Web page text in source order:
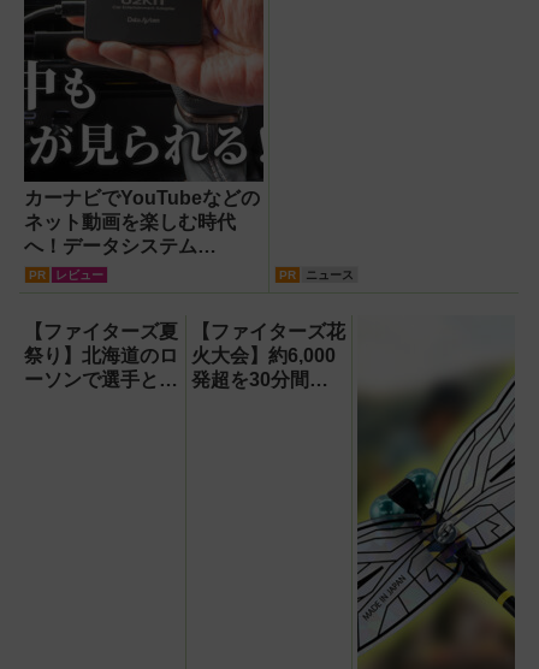
カーナビでYouTubeなどの
ネット動画を楽しむ時代
へ！データシステム
『U2KIT』がドライブを変
PR レビュー PR ニュース
【ファイターズ夏
祭り】北海道のロ
ーソンで選手とコ
【ファイターズ花
火大会】約6,000
発超を30分間打